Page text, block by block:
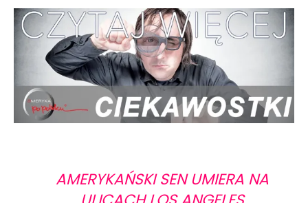
AMERYKAŃSKI SEN UMIERA NA